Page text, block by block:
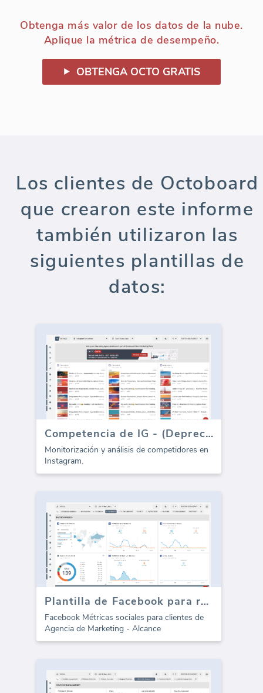
Obtenga más valor de los datos de la nube.
Aplique la métrica de desempeño.
OBTENGA OCTO GRATIS
Los clientes de Octoboard
que crearon este informe
también utilizaron las
siguientes plantillas de
datos:
Competencia de IG - (Depreciado)
Monitorización y análisis de competidores en
Instagram.
Plantilla de Facebook para redes sociales - Alcance
Facebook Métricas sociales para clientes de
Agencia de Marketing - Alcance